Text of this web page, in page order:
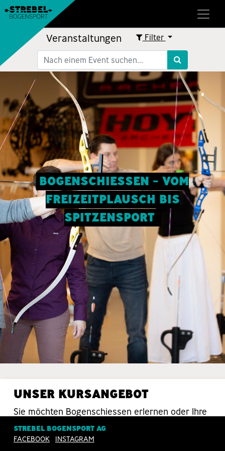
Veranstaltungen Filter
BOGENSCHIESSEN - VOM
FREIZEITPLAUSCH BIS
SPITZENSPORT
UNSER KURSANGEBOT
Sie möchten Bogenschiessen erlernen oder Ihre
Schiesstechnik verbessern? Da sind Sie bei uns
in guten Händen.
STREBEL BOGENSPORT AG
FACEBOOK
INSTAGRAM